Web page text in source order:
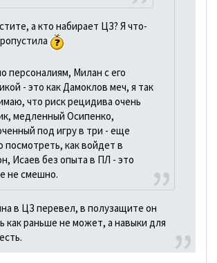
а кто набирает ЦЗ? Я что-
персоналиям, Милан с его
- это как Дамоклов меч, я так
что риск рецидива очень
медленный Осипенко,
под игру в три - еще
посмотреть, как войдет в
Исаев без опыта в ПЛ - это
не смешно.
в ЦЗ перевел, в полузащите он
как раньше не может, а навыки для